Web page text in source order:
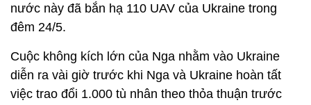
nước này đã bắn hạ 110 UAV của Ukraine trong
đêm 24/5.
Cuộc không kích lớn của Nga nhằm vào Ukraine
diễn ra vài giờ trước khi Nga và Ukraine hoàn tất
việc trao đổi 1.000 tù nhân theo thỏa thuận trước